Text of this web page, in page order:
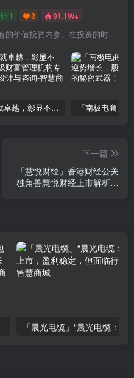
1 3 91.1W+
每个炒股人都应该有的价值投资内参。在投资的时候，我们把自己看成是企业分析师——而不是市场分析师，也不是宏观经济分析师，更不是证券分析师。
【铸就卓越，彰显不凡】顶级财富管理机构专属官网设计与咨询
下一篇
「慧悦财经」香港财经公关
独角兽慧悦财经上市解析，